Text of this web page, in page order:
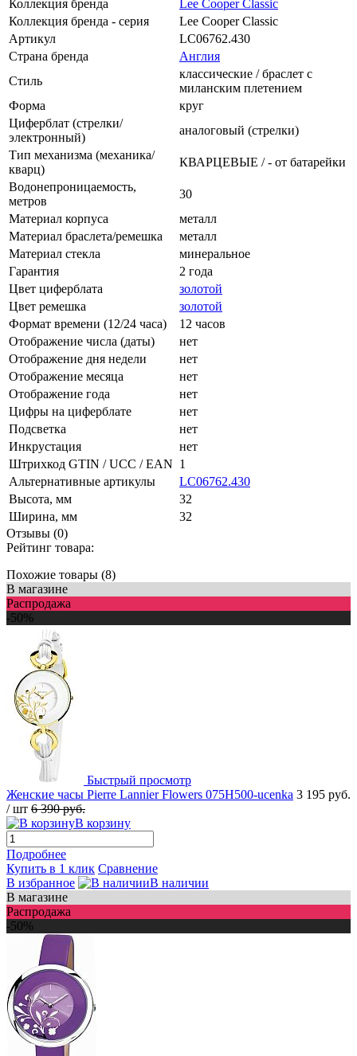
Коллекция бренда
Lee Cooper Classic
Коллекция бренда - серия
Lee Cooper Classic
Артикул
LC06762.430
Страна бренда
Англия
Стиль
классические / браслет с
миланским плетением
Форма
круг
Циферблат (стрелки/
электронный)
аналоговый (стрелки)
Тип механизма (механика/
кварц)
КВАРЦЕВЫЕ / - от батарейки
Водонепроницаемость,
метров
30
Материал корпуса
металл
Материал браслета/ремешка
металл
Материал стекла
минеральное
Гарантия
2 года
Цвет циферблата
золотой
Цвет ремешка
золотой
Формат времени (12/24 часа)
12 часов
Отображение числа (даты)
нет
Отображение дня недели
нет
Отображение месяца
нет
Отображение года
нет
Цифры на циферблате
нет
Подсветка
нет
Инкрустация
нет
Штрихкод GTIN / UCC / EAN 1
Альтернативные артикулы
LC06762.430
Высота, мм
32
Ширина, мм
32
Отзывы (0)
Рейтинг товара:
Похожие товары (8)
В магазине
Распродажа
-50%
Быстрый просмотр
Женские часы Pierre Lannier Flowers 075H500-ucenka 3 195 руб.
/ шт 6 390 руб.
В корзину
Подробнее
Купить в 1 клик Сравнение
В избранное
В наличии
В магазине
Распродажа
-50%